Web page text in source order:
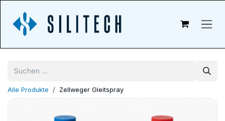
Alle Produkte Zellweger Gleitspray